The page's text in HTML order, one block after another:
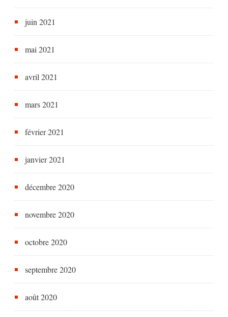
juin 2021
mai 2021
avril 2021
mars 2021
février 2021
janvier 2021
décembre 2020
novembre 2020
octobre 2020
septembre 2020
août 2020